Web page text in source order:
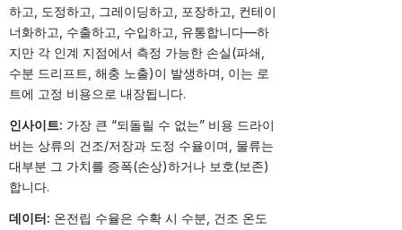
하고, 도정하고, 그레이딩하고, 포장하고, 컨테이
너화하고, 수출하고, 수입하고, 유통합니다—하
지만 각 인계 지점에서 측정 가능한 손실(파쇄,
수분 드리프트, 해충 노출)이 발생하며, 이는 로
트에 고정 비용으로 내장됩니다.
인사이트: 가장 큰 “되돌릴 수 없는” 비용 드라이
버는 상류의 건조/저장과 도정 수율이며, 물류는
대부분 그 가치를 증폭(손상)하거나 보호(보존)
합니다.
데이터: 온전립 수율은 수확 시 수분, 건조 온도